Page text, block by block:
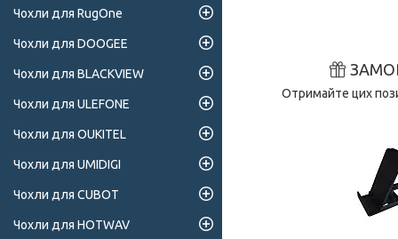
Отримайте цих
Чохли для RugOne
Чохли для DOOGEE
Чохли для BLACKVIEW
Чохли для ULEFONE
Чохли для OUKITEL
Чохли для UMIDIGI
Чохли для CUBOT
Чохли для HOTWAV